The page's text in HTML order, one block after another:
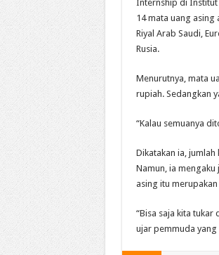
Internship di Institut
14 mata uang asing
Riyal Arab Saudi,
Rusia.
Menurutnya, mata
rupiah. Sedangkan
“Kalau semuanya
Dikatakan ia,
Namun, ia
asing itu
“Bisa saja kita tukar
ujar pemmuda yang